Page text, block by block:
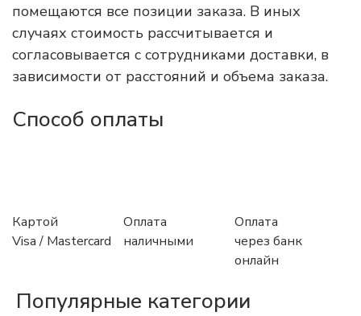
помещаются все позиции заказа. В иных
случаях стоимость рассчитывается и
согласовывается с сотрудниками доставки, в
зависимости от расстояний и объема заказа.
Способ оплаты
Картой
Visa / Mastercard
Оплата
наличными
Оплата
через банк
онлайн
Популярные категории